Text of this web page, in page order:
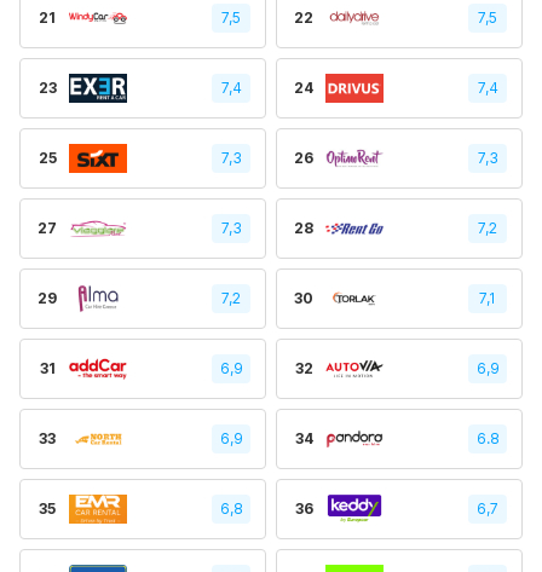
21 7,5 22 7,5
23 7,4 24 7,4
25 7,3 26 7,3
27 7,3 28 7,2
29 7,2 30 7,1
31 6,9 32 6,9
33 6,9 34 6.8
35 6,8 36 6,7